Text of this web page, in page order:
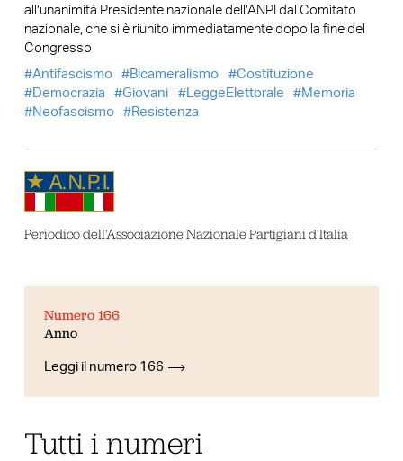
all’unanimità Presidente nazionale dell’ANPI dal Comitato
nazionale, che si è riunito immediatamente dopo la fine del
Congresso
Antifascismo
Bicameralismo
Costituzione
Democrazia
Giovani LeggeElettorale
Memoria
Neofascismo
Resistenza
Periodico dell’Associazione Nazionale Partigiani d’Italia
Numero 166
Anno
Leggi il numero 166
Tutti i numeri